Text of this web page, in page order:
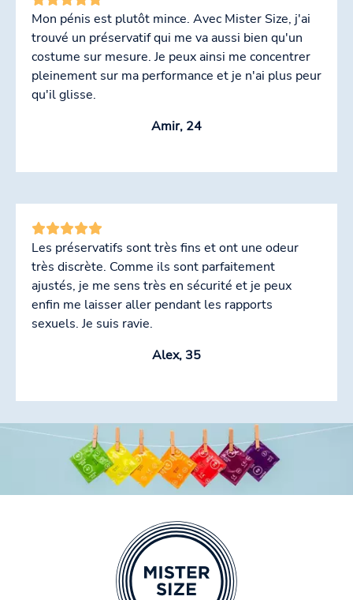
Mon pénis est plutôt mince. Avec Mister Size, j'ai
trouvé un préservatif qui me va aussi bien qu'un
costume sur mesure. Je peux ainsi me concentrer
pleinement sur ma performance et je n'ai plus peur
qu'il glisse.
Amir, 24
Les préservatifs sont très fins et ont une odeur
très discrète. Comme ils sont parfaitement
ajustés, je me sens très en sécurité et je peux
enfin me laisser aller pendant les rapports
sexuels. Je suis ravie.
Alex, 35